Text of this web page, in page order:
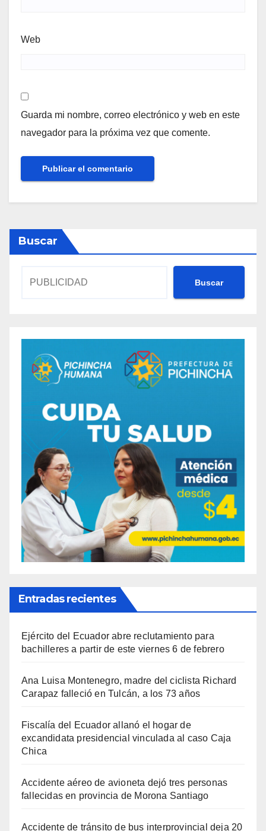
Web
Guarda mi nombre, correo electrónico y web en este
navegador para la próxima vez que comente.
Buscar
Buscar
Entradas recientes
Ejército del Ecuador abre reclutamiento para
bachilleres a partir de este viernes 6 de febrero
Ana Luisa Montenegro, madre del ciclista Richard
Carapaz falleció en Tulcán, a los 73 años
Fiscalía del Ecuador allanó el hogar de
excandidata presidencial vinculada al caso Caja
Chica
Accidente aéreo de avioneta dejó tres personas
fallecidas en provincia de Morona Santiago
Accidente de tránsito de bus interprovincial deja 20